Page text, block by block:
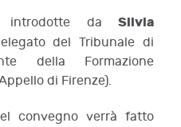
introdotte da Silvia
del Tribunale di
della Formazione
di Firenze).
convegno verrà fatto